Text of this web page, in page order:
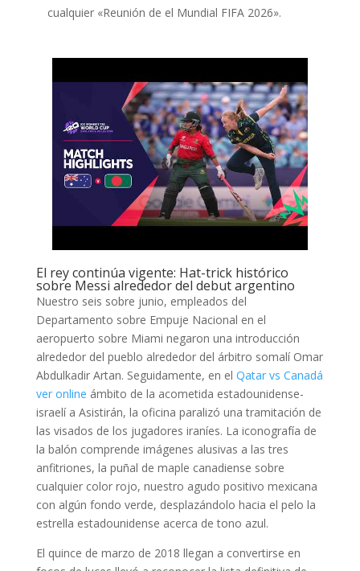
cualquier «Reunión de el Mundial FIFA 2026».
El rey continúa vigente: Hat-trick histórico
sobre Messi alrededor del debut argentino
Nuestro seis sobre junio, empleados del
Departamento sobre Empuje Nacional en el
aeropuerto sobre Miami negaron una introducción
alrededor del pueblo alrededor del árbitro somalí Omar
Abdulkadir Artan. Seguidamente, en el Qatar vs Canadá
ver online ámbito de la acometida estadounidense-
israelí a Asistirán, la oficina paralizó una tramitación de
las visados de los jugadores iraníes. La iconografía de
la balón comprende imágenes alusivas a las tres
anfitriones, la puñal de maple canadiense sobre
cualquier color rojo, nuestro agudo positivo mexicana
con algún fondo verde, desplazándolo hacia el pelo la
estrella estadounidense acerca de tono azul.
El quince de marzo de 2018 llegan a convertirse en